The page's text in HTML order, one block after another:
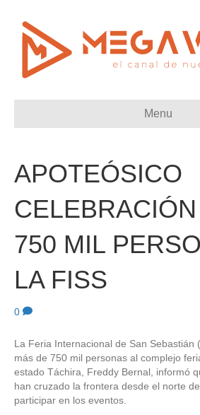
Menu
APOTEÓSICO
750 MIL
LA FISS
0
La Feria Internacional de San Sebastián
más de 750 mil personas al complejo
estado Táchira, Freddy Bernal, informó
han cruzado la frontera desde el norte
participar en los eventos.